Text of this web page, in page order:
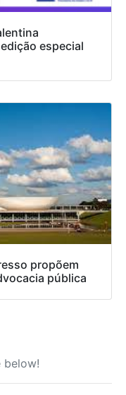
especial
propõem
pública
below!